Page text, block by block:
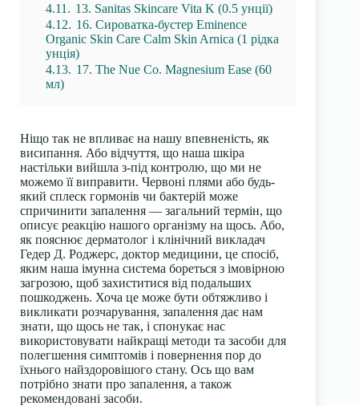
4.11. 13. Sanitas Skincare Vita K (0.5 унції)
4.12. 16. Сироватка-бустер Eminence
Organic Skin Care Calm Skin Arnica (1 рідка
унція)
4.13. 17. The Nue Co. Magnesium Ease (60
мл)
Ніщо так не впливає на нашу впевненість, як
висипання. Або відчуття, що наша шкіра
настільки вийшла з-під контролю, що ми не
можемо її виправити. Червоні плями або будь-
який сплеск гормонів чи бактерій може
спричинити запалення — загальний термін, що
описує реакцію нашого організму на щось. Або,
як пояснює дерматолог і клінічний викладач
Гедер Д. Роджерс, доктор медицини, це спосіб,
яким наша імунна система бореться з імовірною
загрозою, щоб захиститися від подальших
пошкоджень. Хоча це може бути обтяжливо і
викликати розчарування, запалення дає нам
знати, що щось не так, і спонукає нас
використовувати найкращі методи та засоби для
полегшення симптомів і повернення пор до
їхнього найздоровішого стану. Ось що вам
потрібно знати про запалення, а також
рекомендовані засоби.